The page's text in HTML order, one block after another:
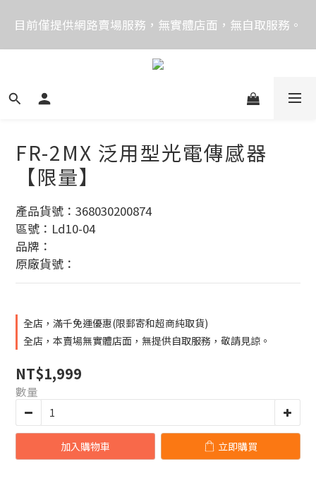
價格均含稅，下單享優惠！歡迎大量採購，由專人提供
專案報價。
目前僅提供網路賣場服務，無實體店面，無自取服務。
目前電話系統異常，暫時無法正常接聽來電，請改播
FR-2MX 泛用型光電傳感器
【限量】
產品貨號：368030200874
區號：Ld10-04
品牌：
原廠貨號：
全店，滿千免運優惠(限郵寄和超商純取貨)
全店，本賣場無實體店面，無提供自取服務，敬請見諒。
NT$1,999
數量
加入購物車 立即購買